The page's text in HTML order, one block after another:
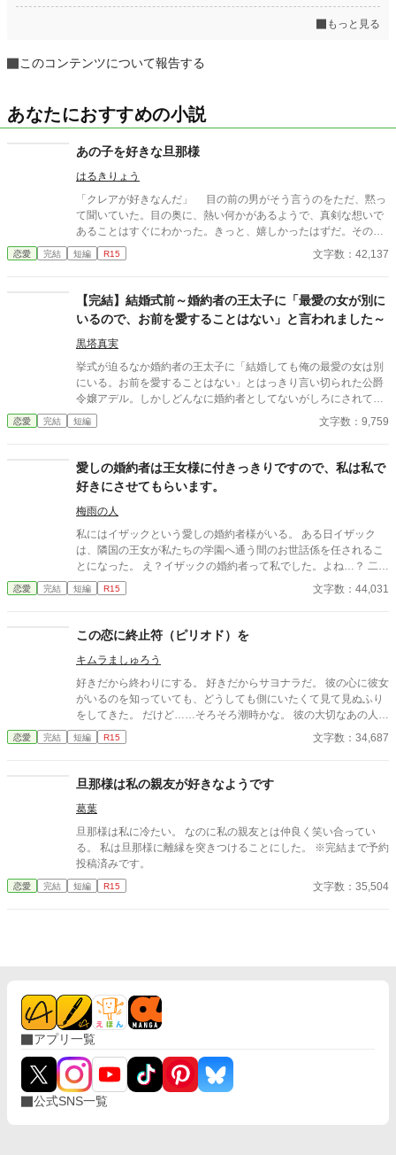
もっと見る
このコンテンツについて報告する
あなたにおすすめの小説
あの子を好きな旦那様
はるきりょう
「クレアが好きなんだ」 目の前の男がそう言うのをただ、黙っ
て聞いていた。目の奥に、熱い何かがあるようで、真剣な想いで
あることはすぐにわかった。きっと、嬉しかったはずだ。その名
前が、自分の名前だったら。そう思いながらローラ・グレイは小
さく頷く。 ※小説家になろうサイト様に掲載してあります。
恋愛 完結 短編 R15 文字数：42,137
【完結】結婚式前～婚約者の王太子に「最愛の女が別に
いるので、お前を愛することはない」と言われました～
黒塔真実
挙式が迫るなか婚約者の王太子に「結婚しても俺の最愛の女は別
にいる。お前を愛することはない」とはっきり言い切られた公爵
令嬢アデル。しかしどんなに婚約者としてないがしろにされても
女性としての誇りを傷つけられても彼女は平気だった。なぜなら
大切な「心の拠り所」があるから……。しかし、王立学園の卒業
を受けるのだった―― ※神視点。■なろうにも別タイトルで重
複投稿←【ジャンル日間4位】。
恋愛 完結 短編 文字数：9,759
愛しの婚約者は王女様に付きっきりですので、私は私で
好きにさせてもらいます。
梅雨の人
私にはイザックという愛しの婚約者様がいる。 ある日イザック
は、隣国の王女が私たちの学園へ通う間のお世話係を任されるこ
とになった。 え？イザックの婚約者って私でした。よね…？ 二人
の仲睦まじい様子を見聞きするたびに、私の心は折れてしまいま
した。 ええ、バッキバキに。 もういいですよね。あとは好きにさ
恋愛 完結 短編 R15 文字数：44,031
この恋に終止符（ピリオド）を
キムラましゅろう
好きだから終わりにする。 好きだからサヨナラだ。 彼の心に彼女
がいるのを知っていても、どうしても側にいたくて見て見ぬふり
をしてきた。 だけど……そろそろ潮時かな。 彼の大切なあの人が
フリーになったのを知り、 わたしはこの恋に終止符（ピリオド）
をうつ事を決めた。 重度の誤字脱字病患者の書くお話です。 誤字
恐れがあります。予めご了承くださいませ。 完全ご都合主義、ノ
ーリアリティノークオリティのお話です。 菩薩の如く広いお心で
お読みくださいませ。 そして作者はモトサヤハピエン主義です。
そこのところもご理解頂き、合わないなと思われましたら回れ右
をお勧めいたします。 小説家になろうさんでも投稿します。
恋愛 完結 短編 R15 文字数：34,687
旦那様は私の親友が好きなようです
葛葉
旦那様は私に冷たい。 なのに私の親友とは仲良く笑い合ってい
る。 私は旦那様に離縁を突きつけることにした。 ※完結まで予約
投稿済みです。
恋愛 完結 短編 R15 文字数：35,504
アプリ一覧
公式SNS一覧